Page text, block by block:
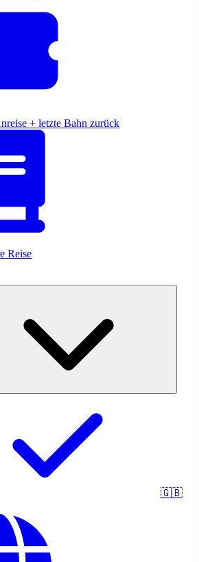
+ letzte Bahn zurück
Reise
🇬🇧